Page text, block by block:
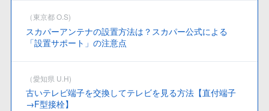
（東京都 O.S)
スカパーアンテナの設置方法は？スカパー公式による
「設置サポート」の注意点
（愛知県 U.H)
古いテレビ端子を交換してテレビを見る方法【直付端子
→F型接栓】